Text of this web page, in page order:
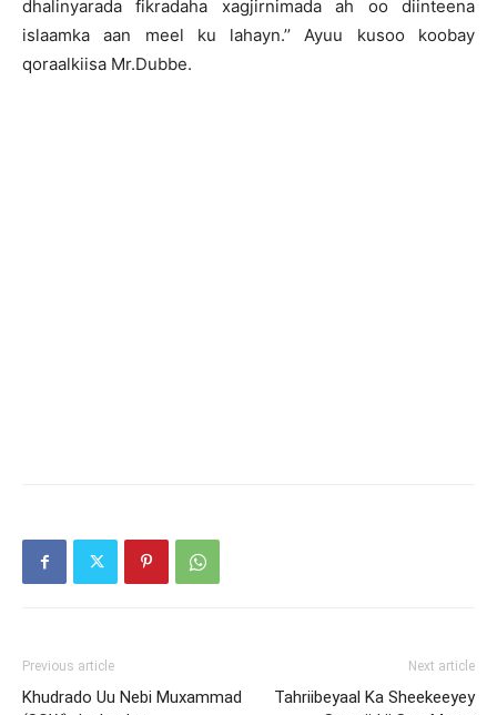
dhalinyarada fikradaha xagjirnimada ah oo diinteena
islaamka aan meel ku lahayn.’’ Ayuu kusoo koobay
qoraalkiisa Mr.Dubbe.
Previous article
Khudrado Uu Nebi Muxammad
Next article
Tahriibeyaal Ka Sheekeeyey